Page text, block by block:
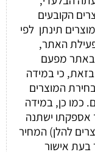
הקובעים
תינתן לפי
האתר,
באתר מפעם
כי במידה
המוצרים
כמו כן, במידה
אספקתו ישתנה
להלן) המחיר
בעת אישור